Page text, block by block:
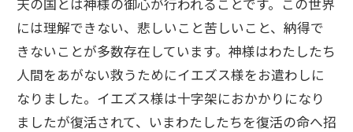
天の国とは神様の御心が行われることです。この世界
には理解できない、悲しいこと苦しいこと、納得で
きないことが多数存在しています。神様はわたしたち
人間をあがない救うためにイエズス様をお遣わしに
なりました。イエズス様は十字架におかかりになり
ましたが復活されて、いまわたしたちを復活の命へ招